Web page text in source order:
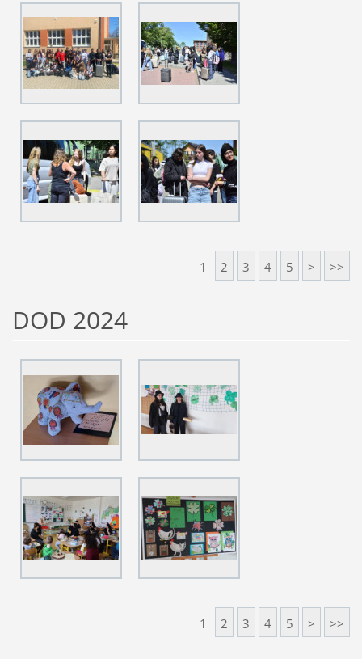
1 2 3 4 5 > >>
DOD 2024
1 2 3 4 5 > >>